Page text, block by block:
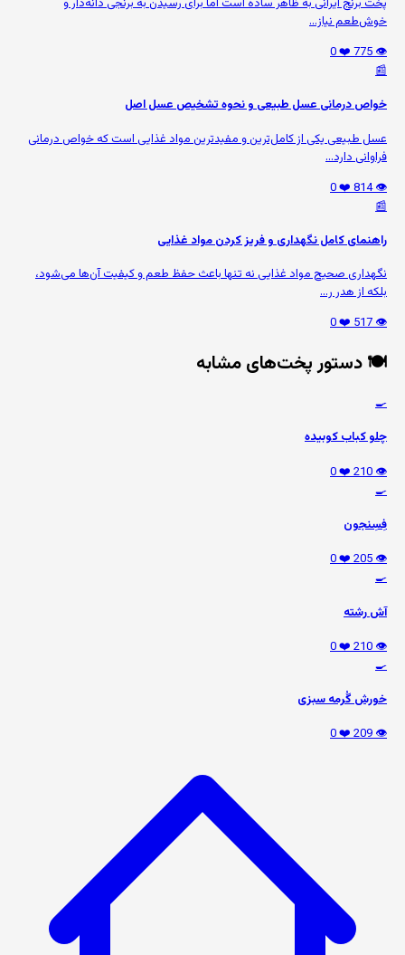
پخت برنج ایرانی به ظاهر ساده است اما برای رسیدن به برنجی دانه‌دار و
خوش‌طعم نیاز...
👁️ 775
❤️ 0
📰
خواص درمانی عسل طبیعی و نحوه تشخیص عسل اصل
عسل طبیعی یکی از کامل‌ترین و مفیدترین مواد غذایی است که خواص درمانی
فراوانی دارد...
👁️ 814
❤️ 0
📰
راهنمای کامل نگهداری و فریز کردن مواد غذایی
نگهداری صحیح مواد غذایی نه تنها باعث حفظ طعم و کیفیت آن‌ها می‌شود،
بلکه از هدر ر...
👁️ 517
❤️ 0
🍽️ دستور پخت‌های مشابه
🍳
چلو کباب کوبیده
👁️ 210
❤️ 0
🍳
فِسِنجون
👁️ 205
❤️ 0
🍳
آش رشته
👁️ 210
❤️ 0
🍳
خورش گُرمه سبزی
👁️ 209
❤️ 0